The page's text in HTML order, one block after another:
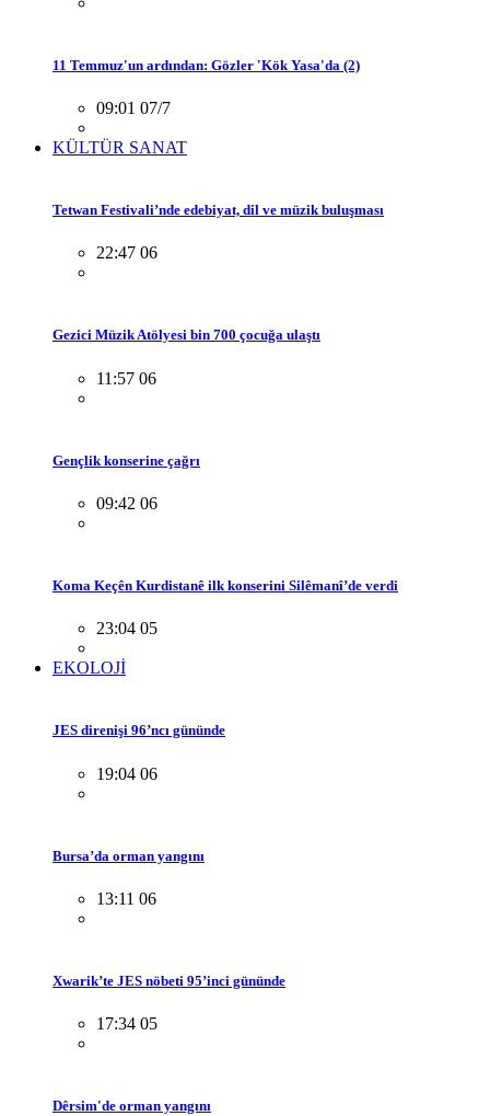
11 Temmuz'un ardından: Gözler 'Kök Yasa'da (2)
09:01 07/7
KÜLTÜR SANAT
Tetwan Festivali’nde edebiyat, dil ve müzik buluşması
22:47 06
Gezici Müzik Atölyesi bin 700 çocuğa ulaştı
11:57 06
Gençlik konserine çağrı
09:42 06
Koma Keçên Kurdistanê ilk konserini Silêmanî’de verdi
23:04 05
EKOLOJİ
JES direnişi 96’ncı gününde
19:04 06
Bursa’da orman yangını
13:11 06
Xwarik’te JES nöbeti 95’inci gününde
17:34 05
Dêrsim'de orman yangını